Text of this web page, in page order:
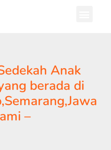
Anak
berada di
–